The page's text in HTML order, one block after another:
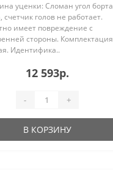
уценки: Сломан угол борта
счетчик голов не работает.
имеет повреждение с
стороны. Комплектация
Идентифика..
12 593р.
- +
В КОРЗИНУ